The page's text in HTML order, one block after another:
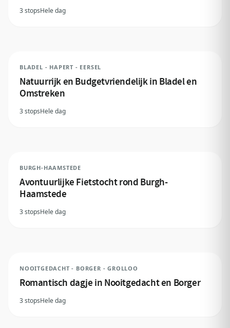
3 stopsHele dag
BLADEL - HAPERT - EERSEL
Natuurrijk en Budgetvriendelijk in Bladel en
Omstreken
3 stopsHele dag
BURGH-HAAMSTEDE
Avontuurlijke Fietstocht rond Burgh-
Haamstede
3 stopsHele dag
NOOITGEDACHT - BORGER - GROLLOO
Romantisch dagje in Nooitgedacht en Borger
3 stopsHele dag